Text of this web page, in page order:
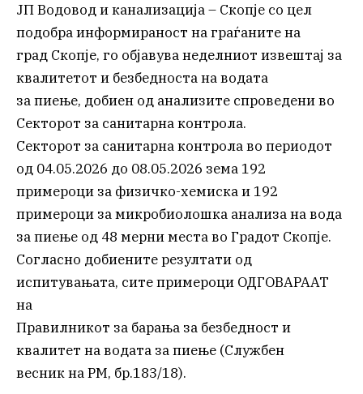
ЈП Водовод и канализација – Скопје со цел
подобра информираност на граѓаните на
град Скопје, го објавува неделниот извештај за
квалитетот и безбедноста на водата
за пиење, добиен од анализите спроведени во
Секторот за санитарна контрола.
Секторот за санитарна контрола во периодот
од 04.05.2026 до 08.05.2026 зема 192
примероци за физичко-хемиска и 192
примероци за микробиолошка анализа на вода
за пиење од 48 мерни места во Градот Скопје.
Согласно добиените резултати од
испитувањата, сите примероци ОДГОВАРААТ
на
Правилникот за барања за безбедност и
квалитет на водата за пиење (Службен
весник на РМ, бр.183/18).